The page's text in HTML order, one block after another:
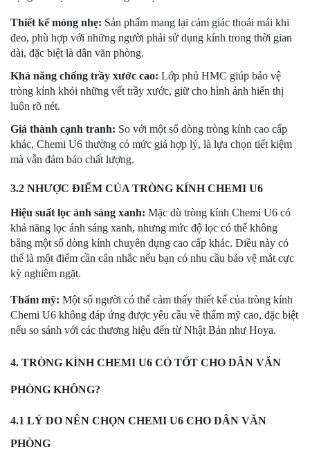
Thiết kế mỏng nhẹ: Sản phẩm mang lại cảm giác thoải mái khi
đeo, phù hợp với những người phải sử dụng kính trong thời gian
dài, đặc biệt là dân văn phòng.
Khả năng chống trầy xước cao: Lớp phủ HMC giúp bảo vệ
tròng kính khỏi những vết trầy xước, giữ cho hình ảnh hiển thị
luôn rõ nét.
Giá thành cạnh tranh: So với một số dòng tròng kính cao cấp
khác, Chemi U6 thường có mức giá hợp lý, là lựa chọn tiết kiệm
mà vẫn đảm bảo chất lượng.
3.2 NHƯỢC ĐIỂM CỦA TRÒNG KÍNH CHEMI U6
Hiệu suất lọc ánh sáng xanh: Mặc dù tròng kính Chemi U6 có
khả năng lọc ánh sáng xanh, nhưng mức độ lọc có thể không
bằng một số dòng kính chuyên dụng cao cấp khác. Điều này có
thể là một điểm cần cân nhắc nếu bạn có nhu cầu bảo vệ mắt cực
kỳ nghiêm ngặt.
Thẩm mỹ: Một số người có thể cảm thấy thiết kế của tròng kính
Chemi U6 không đáp ứng được yêu cầu về thẩm mỹ cao, đặc biệt
nếu so sánh với các thương hiệu đến từ Nhật Bản như Hoya.
4. TRÒNG KÍNH CHEMI U6 CÓ TỐT CHO DÂN VĂN
PHÒNG KHÔNG?
4.1 LÝ DO NÊN CHỌN CHEMI U6 CHO DÂN VĂN
PHÒNG